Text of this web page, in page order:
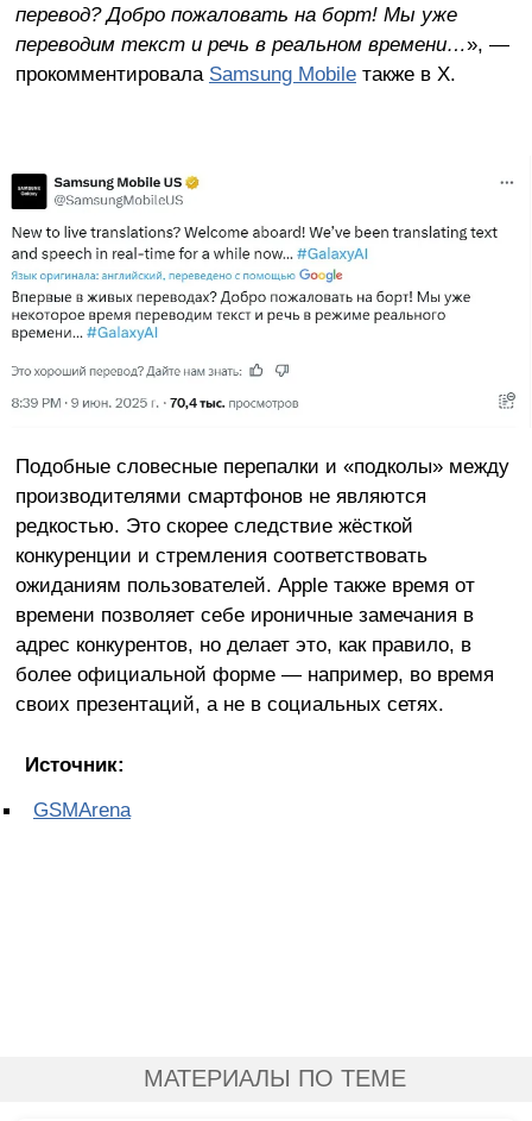
перевод? Добро пожаловать на борт! Мы уже
переводим текст и речь в реальном времени…», —
прокомментировала Samsung Mobileтакже в Х.
Подобные словесные перепалки и «подколы» между
производителями смартфонов не являются
редкостью. Это скорее следствие жёсткой
конкуренции и стремления соответствовать
ожиданиям пользователей. Apple также время от
времени позволяет себе ироничные замечания в
адрес конкурентов, но делает это, как правило, в
более официальной форме — например, во время
своих презентаций, а не в социальных сетях.
Источник:
GSMArena
МАТЕРИАЛЫ ПО ТЕМЕ